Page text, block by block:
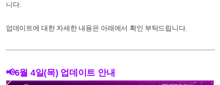
니다.
업데이트에 대한 자세한 내용은 아래에서 확인 부탁드립니다.
📢6월 4일(목) 업데이트 안내